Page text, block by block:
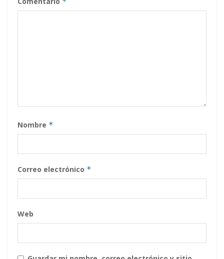
Nombre *
Correo electrónico *
Web